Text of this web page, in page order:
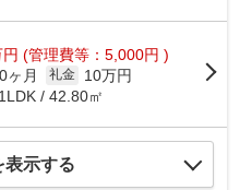
円 (管理費等：5,000円 )
0ヶ月 礼金
10万円
/ 42.80㎡
表示する